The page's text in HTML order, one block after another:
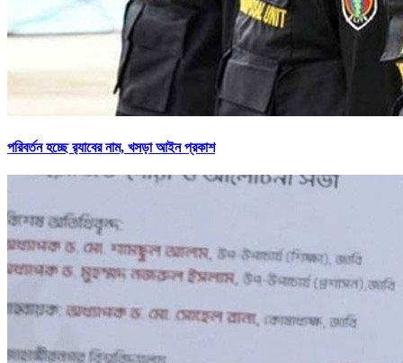
পরিবর্তন হচ্ছে র‌্যাবের নাম, খসড়া আইন প্রকাশ